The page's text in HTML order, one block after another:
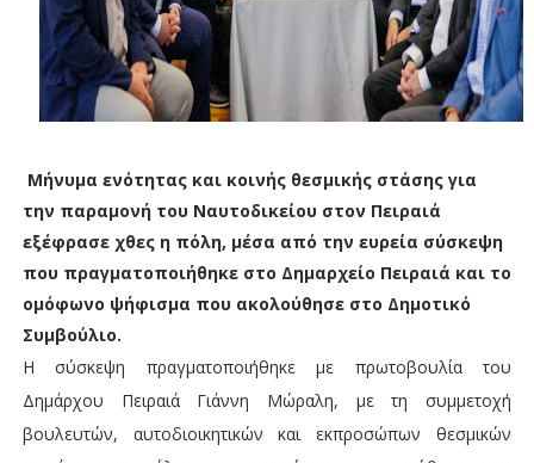
Μήνυμα ενότητας και κοινής θεσμικής στάσης για
την παραμονή του Ναυτοδικείου στον Πειραιά
εξέφρασε χθες η πόλη, μέσα από την ευρεία σύσκεψη
που πραγματοποιήθηκε στο Δημαρχείο Πειραιά και το
ομόφωνο ψήφισμα που ακολούθησε στο Δημοτικό
Συμβούλιο.
Η σύσκεψη πραγματοποιήθηκε με πρωτοβουλία του
Δημάρχου Πειραιά Γιάννη Μώραλη, με τη συμμετοχή
βουλευτών, αυτοδιοικητικών και εκπροσώπων θεσμικών